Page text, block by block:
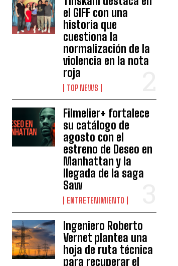
el GIFF con una
historia que
cuestiona la
normalización de la
violencia en la nota
roja
TOP NEWS
Filmelier+ fortalece
su catálogo de
agosto con el
estreno de Deseo en
Manhattan y la
llegada de la saga
Saw
ENTRETENIMIENTO
Ingeniero Roberto
Vernet plantea una
hoja de ruta técnica
para recuperar el